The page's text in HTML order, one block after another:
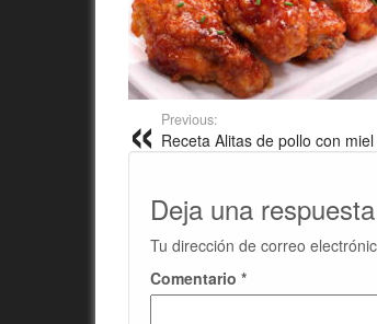
Previous:
Receta Alitas de pollo con miel
Deja una respuesta
Tu dirección de correo
Comentario *